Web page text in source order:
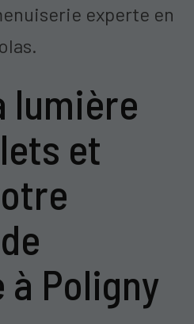
experte en
lumière
et
Poligny